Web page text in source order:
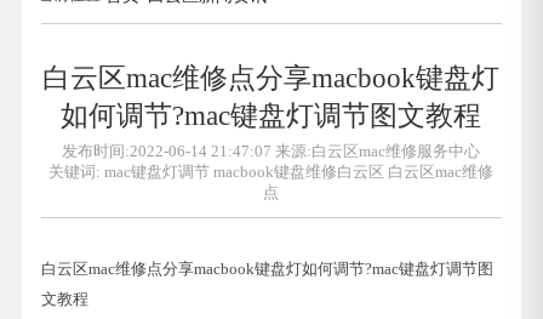
白云区mac维修点分享macbook键盘灯
如何调节?mac键盘灯调节图文教程
发布时间:2022-06-14 21:47:07 来源:白云区mac维修服务中心
关键词:mac键盘灯调节 macbook键盘维修白云区 白云区mac维修
点
白云区mac维修点分享macbook键盘灯如何调节?mac键盘灯调节图
文教程